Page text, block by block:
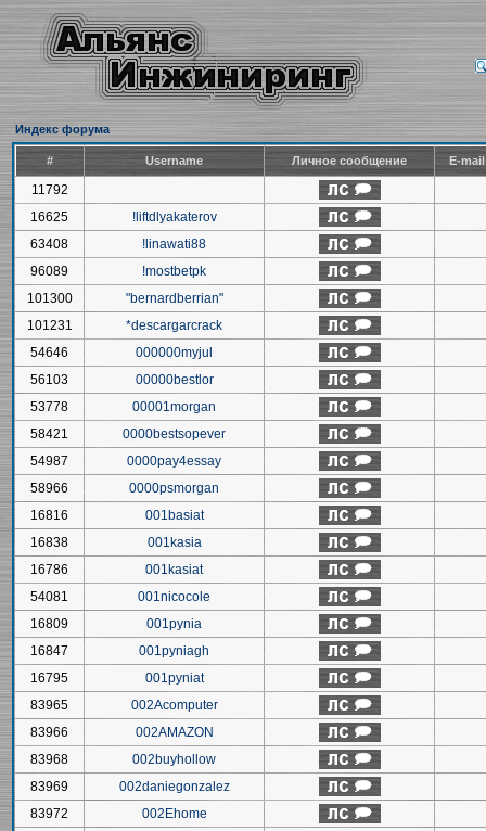
Индекс форума
# Username Личное сообщение E-
11792
16625
!liftdlyakaterov
63408
!linawati88
96089
!mostbetpk
101300
"bernardberrian"
101231
*descargarcrack
54646
000000myjul
56103
00000bestlor
53778
00001morgan
58421
0000bestsopever
54987
0000pay4essay
58966
0000psmorgan
16816
001basiat
16838
001kasia
16786
001kasiat
54081
001nicocole
16809
001pynia
16847
001pyniagh
16795
001pyniat
83965
002Acomputer
83966
002AMAZON
83968
002buyhollow
83969
002daniegonzalez
83972
002Ehome